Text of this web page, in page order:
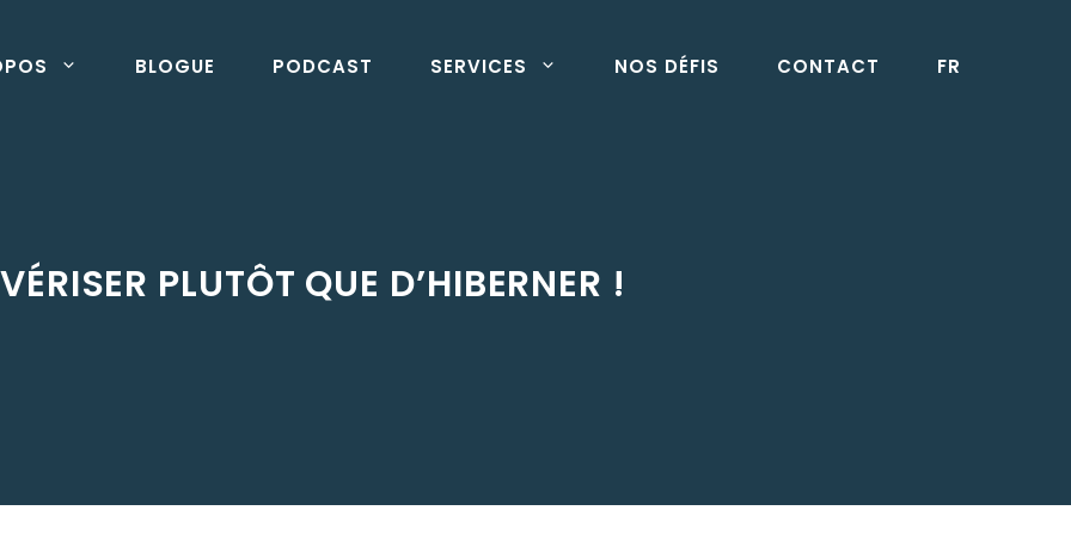
BLOGUE PODCAST SERVICES NOS DÉFIS CONTACT FR
PLUTÔT QUE D’HIBERNER !